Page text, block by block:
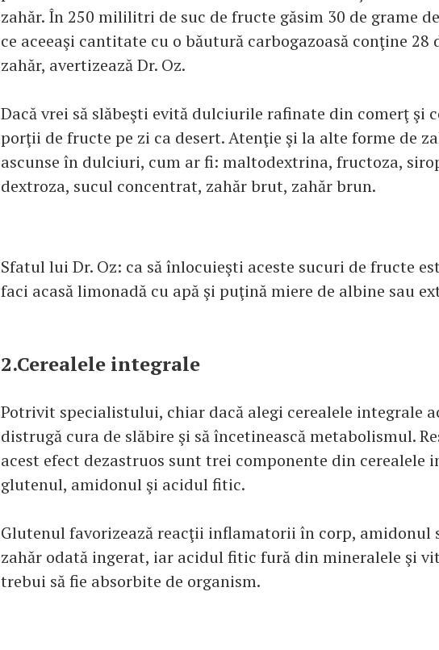
zahăr. În 250 mililitri de suc de fructe găsim 30 de grame
ce aceeaşi cantitate cu o băutură carbogazoasă conţine 28
zahăr, avertizează Dr. Oz.
Dacă vrei să slăbeşti evită dulciurile rafinate din comerţ şi
porţii de fructe pe zi ca desert. Atenţie şi la alte forme de
ascunse în dulciuri, cum ar fi: maltodextrina, fructoza,
dextroza, sucul concentrat, zahăr brut, zahăr brun.
Sfatul lui Dr. Oz: ca să înlocuieşti aceste sucuri de fructe
faci acasă limonadă cu apă şi puţină miere de albine sau
2.Cerealele integrale
Potrivit specialistului, chiar dacă alegi cerealele integrale
distrugă cura de slăbire şi să încetinească metabolismul.
acest efect dezastruos sunt trei componente din cerealele
glutenul, amidonul şi acidul fitic.
Glutenul favorizează reacţii inflamatorii în corp, amidonul
zahăr odată ingerat, iar acidul fitic fură din mineralele şi
trebui să fie absorbite de organism.